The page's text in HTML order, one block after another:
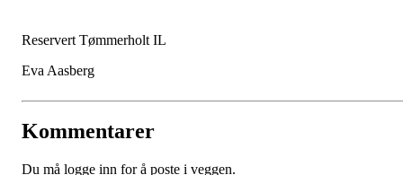
Reservert Tømmerholt IL
Eva Aasberg
Kommentarer
Du må logge inn for å poste i veggen.